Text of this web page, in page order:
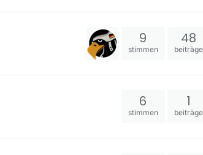
9
stimmen
48
beiträge
6
stimmen
1
beiträge